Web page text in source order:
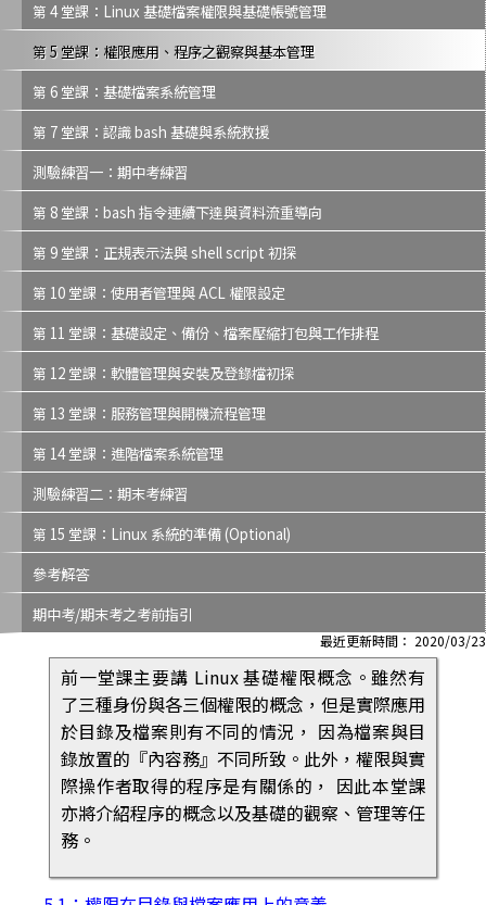
第 4 堂課：Linux 基礎檔案權限與基礎帳號管理
第 5 堂課：權限應用、程序之觀察與基本管理
第 6 堂課：基礎檔案系統管理
第 7 堂課：認識 bash 基礎與系統救援
測驗練習一：期中考練習
第 8 堂課：bash 指令連續下達與資料流重導向
第 9 堂課：正規表示法與 shell script 初探
第 10 堂課：使用者管理與 ACL 權限設定
第 11 堂課：基礎設定、備份、檔案壓縮打包與工作排程
第 12 堂課：軟體管理與安裝及登錄檔初探
第 13 堂課：服務管理與開機流程管理
第 14 堂課：進階檔案系統管理
測驗練習二：期末考練習
第 15 堂課：Linux 系統的準備 (Optional)
參考解答
期中考/期末考之考前指引
最近更新時間： 2020/03/23
前一堂課主要講 Linux 基礎權限概念。雖然有
了三種身份與各三個權限的概念，但是實際應用
於目錄及檔案則有不同的情況， 因為檔案與目
錄放置的『內容務』不同所致。此外，權限與實
際操作者取得的程序是有關係的， 因此本堂課
亦將介紹程序的概念以及基礎的觀察、管理等任
務。